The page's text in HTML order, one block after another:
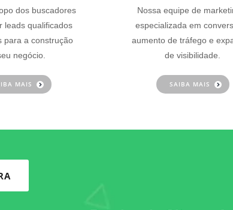
dos buscadores
leads qualificados
para a construção
negócio.
MAIS
Nossa equipe de
especializada em
aumento de tráfego e
de visibilidade.
SAIBA MAIS